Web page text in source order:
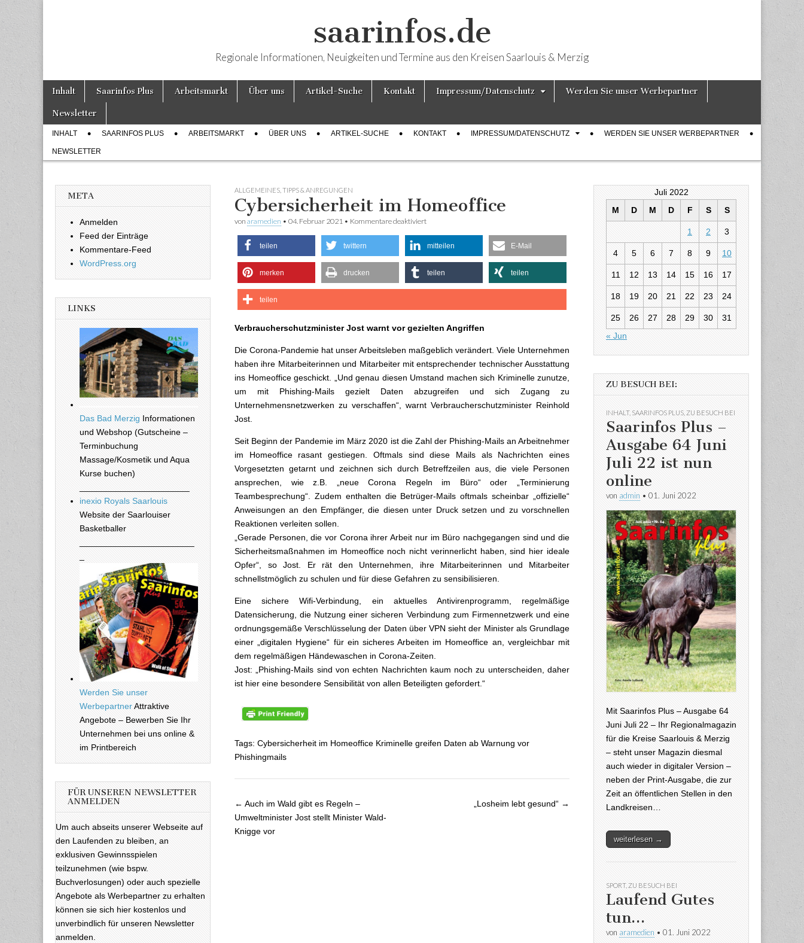
saarinfos.de
Regionale Informationen, Neuigkeiten und Termine aus den Kreisen Saarlouis & Merzig
Hauptmenü
Weiter zum Inhalt
Inhalt Saarinfos Plus Arbeitsmarkt Über uns Artikel-Suche Kontakt Impressum/Datenschutz Werden Sie unser Werbepartner
Newsletter
Untermenü
INHALT SAARINFOS PLUS ARBEITSMARKT ÜBER UNS ARTIKEL-SUCHE KONTAKT IMPRESSUM/DATENSCHUTZ WERDEN SIE UNSER WERBEPARTNER
NEWSLETTER
ALLGEMEINES TIPPS & ANREGUNGEN
Cybersicherheit im Homeoffice
von aramedien • 04. Februar 2021 • Kommentare deaktiviert
teilen twittern mitteilen E-Mail
merken drucken teilen teilen
teilen
Verbraucherschutzminister Jost warnt vor gezielten Angriffen
Die Corona-Pandemie hat unser Arbeitsleben maßgeblich verändert. Viele Unternehmen
haben ihre Mitarbeiterinnen und Mitarbeiter mit entsprechender technischer Ausstattung
ins Homeoffice geschickt. „Und genau diesen Umstand machen sich Kriminelle zunutze,
um mit Phishing-Mails gezielt Daten abzugreifen und sich Zugang zu
Unternehmensnetzwerken zu verschaffen“, warnt Verbraucherschutzminister Reinhold
Jost.
Seit Beginn der Pandemie im März 2020 ist die Zahl der Phishing-Mails an Arbeitnehmer
im Homeoffice rasant gestiegen. Oftmals sind diese Mails als Nachrichten eines
Vorgesetzten getarnt und zeichnen sich durch Betreffzeilen aus, die viele Personen
ansprechen, wie z.B. „neue Corona Regeln im Büro“ oder „Terminierung
Teambesprechung“. Zudem enthalten die Betrüger-Mails oftmals scheinbar „offizielle“
Anweisungen an den Empfänger, die diesen unter Druck setzen und zu vorschnellen
Reaktionen verleiten sollen.
„Gerade Personen, die vor Corona ihrer Arbeit nur im Büro nachgegangen sind und die
Sicherheitsmaßnahmen im Homeoffice noch nicht verinnerlicht haben, sind hier ideale
Opfer“, so Jost. Er rät den Unternehmen, ihre Mitarbeiterinnen und Mitarbeiter
schnellstmöglich zu schulen und für diese Gefahren zu sensibilisieren.
Eine sichere Wifi-Verbindung, ein aktuelles Antivirenprogramm, regelmäßige
Datensicherung, die Nutzung einer sicheren Verbindung zum Firmennetzwerk und eine
ordnungsgemäße Verschlüsselung der Daten über VPN sieht der Minister als Grundlage
einer „digitalen Hygiene“ für ein sicheres Arbeiten im Homeoffice an, vergleichbar mit
dem regelmäßigen Händewaschen in Corona-Zeiten.
Jost: „Phishing-Mails sind von echten Nachrichten kaum noch zu unterscheiden, daher
ist hier eine besondere Sensibilität von allen Beteiligten gefordert.“
Tags: Cybersicherheit im Homeoffice Kriminelle greifen Daten ab Warnung vor
Phishingmails
Beitragsnavigation
← Auch im Wald gibt es Regeln –
Umweltminister Jost stellt Minister Wald-
Knigge vor
„Losheim lebt gesund“ →
META
Anmelden
Feed der Einträge
Kommentare-Feed
WordPress.org
LINKS
Das Bad Merzig Informationen
und Webshop (Gutscheine –
Terminbuchung
Massage/Kosmetik und Aqua
Kurse buchen)
inexio Royals Saarlouis
Website der Saarlouiser
Basketballer
Werden Sie unser
WerbepartnerAttraktive
Angebote – Bewerben Sie Ihr
Unternehmen bei uns online &
im Printbereich
FÜR UNSEREN NEWSLETTER
ANMELDEN
Um auch abseits unserer Webseite auf
den Laufenden zu bleiben, an
exklusiven Gewinnsspielen
teilzunehmen (wie bspw.
Buchverlosungen) oder auch spezielle
Angebote als Werbepartner zu erhalten
können sie sich hier kostenlos und
unverbindlich für unseren Newsletter
anmelden.
Juli 2022
M
D M D F S S
1 2 3
4 5 6 7 8 9 10
11 12 13 14 15 16 17
18 19 20 21 22 23 24
25 26 27 28 29 30
31
« Jun
ZU BESUCH BEI:
INHALT, SAARINFOS PLUS ZU BESUCH BEI
Saarinfos Plus –
Ausgabe 64 Juni
Juli 22 ist nun
online
von admin • 01. Juni 2022
Mit Saarinfos Plus – Ausgabe 64
Juni Juli 22 – Ihr Regionalmagazin
für die Kreise Saarlouis & Merzig
– steht unser Magazin diesmal
auch wieder in digitaler Version –
neben der Print-Ausgabe, die zur
Zeit an öffentlichen Stellen in den
Landkreisen…
weiterlesen →
SPORT, ZU BESUCH BEI
Laufend Gutes
tun…
von aramedien • 01. Juni 2022